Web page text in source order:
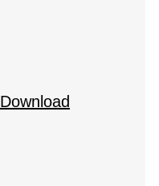
Download